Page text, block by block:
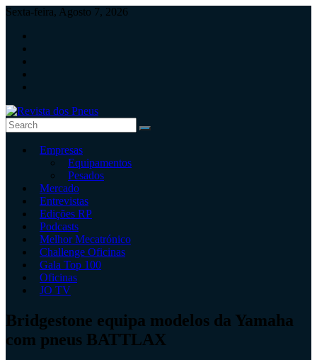
Skip
content
Sexta-feira, Agosto 7, 2026
Revista
dos
independente
serviços
Empresas
Equipamentos
Pesados
Mercado
Entrevistas
Edições RP
Podcasts
Melhor Mecatrónico
Challenge Oficinas
Gala Top 100
Oficinas
JO TV
Bridgestone equipa modelos da Yamaha
com pneus BATTLAX